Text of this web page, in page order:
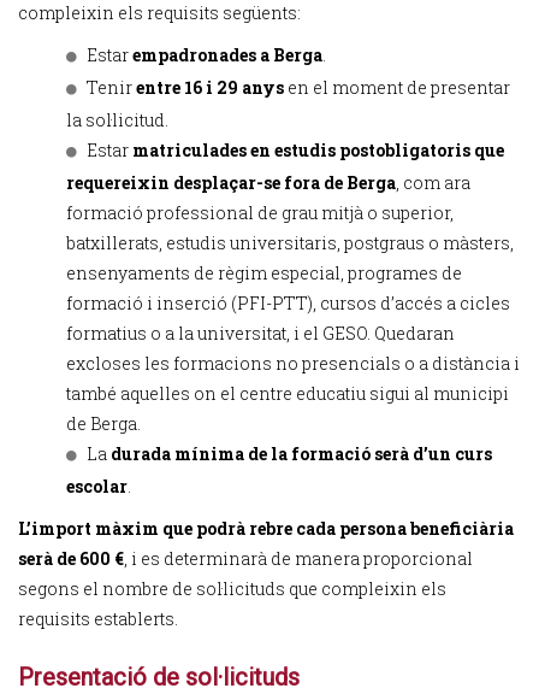
compleixin els requisits següents:
Estarempadronades a Berga.
Tenirentre 16 i 29 anys en el moment de presentar
la sol·licitud.
Estar matriculades en estudis postobligatoris que
requereixin desplaçar-se fora de Berga, com ara
formació professional de grau mitjà o superior,
batxillerats, estudis universitaris, postgraus o màsters,
ensenyaments de règim especial, programes de
formació i inserció (PFI-PTT), cursos d’accés a cicles
formatius o a la universitat, i el GESO. Quedaran
excloses les formacions no presencials o a distància i
també aquelles on el centre educatiu sigui al municipi
de Berga.
La durada mínima de la formació serà d’un curs
escolar.
L’import màxim que podrà rebre cada persona beneficiària
serà de 600 €, i es determinarà de manera proporcional
segons el nombre de sol·licituds que compleixin els
requisits establerts.
Presentació de sol·licituds